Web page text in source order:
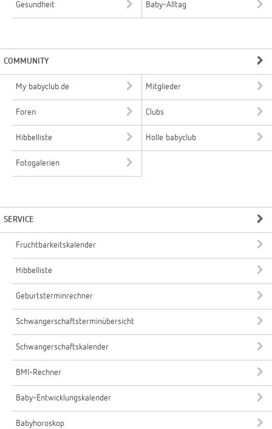
Gesundheit Baby-Alltag
COMMUNITY
My babyclub.de Mitglieder
Foren Clubs
Hibbelliste Holle babyclub
Fotogalerien
SERVICE
Fruchtbarkeitskalender
Hibbelliste
Geburtsterminrechner
Schwangerschaftsterminübersicht
Schwangerschaftskalender
BMI-Rechner
Baby-Entwicklungskalender
Babyhoroskop